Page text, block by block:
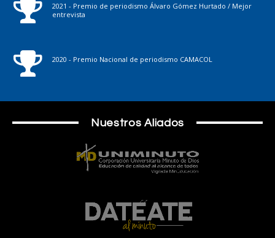
2021 - Premio de periodismo Álvaro Gómez Hurtado / Mejor
entrevista
2020 - Premio Nacional de periodismo CAMACOL
Nuestros Aliados